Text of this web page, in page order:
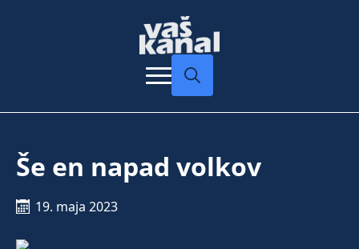
Še en napad volkov
19. maja 2023